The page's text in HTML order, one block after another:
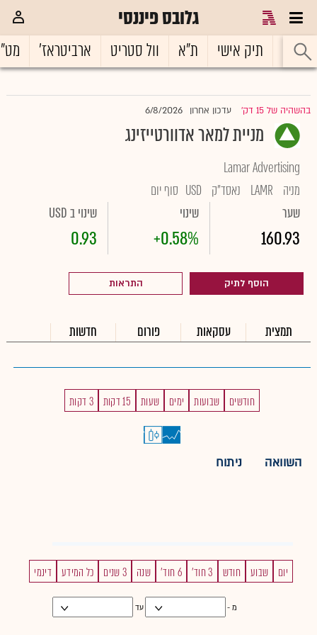
גלובס פיננסי
ראשי תיק אישי ת"א וול סטריט ארביטראז'
בהשהיה של 15 דק' עדכון אחרון 6/8/2026
מניית למאר אדוורטייזינג
Lamar Advertising
מניה
LAMR נאסד"ק USD סוף יום
שער
160.93
שינוי
+0.58%
שינוי ב USD
0.93
הוסף לתיק התראות
תמצית עסקאות פורום חדשות
חודשים שבועות ימים שעות 15 דקות 3 דקות
השוואה ניתוח
יום שבוע חודש 3 חוד' 6 חוד' שנה 3 שנים כל המידע דינמי
מ - עד